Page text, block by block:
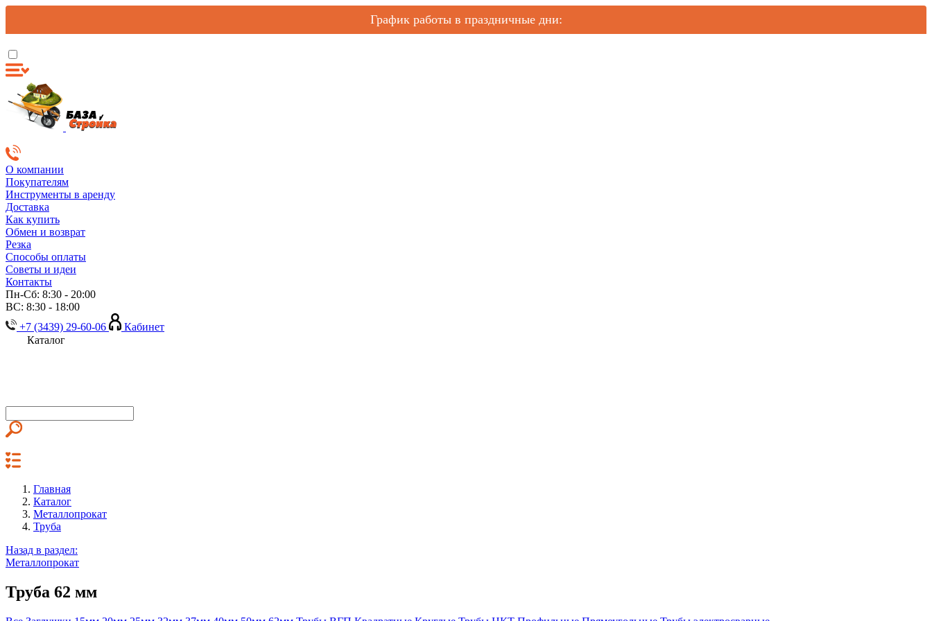
График работы в праздничные дни:
О компании
Покупателям
Инструменты в аренду
Доставка
Как купить
Обмен и возврат
Резка
Способы оплаты
Советы и идеи
Контакты
Пн-Сб: 8:30 - 20:00
ВС: 8:30 - 18:00
+7 (3439) 29-60-06
Кабинет
Каталог
Главная
Каталог
Металлопрокат
Труба
Назад в раздел:
Металлопрокат
Труба 62 мм